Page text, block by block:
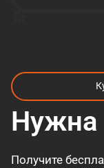
Нужна
Получите